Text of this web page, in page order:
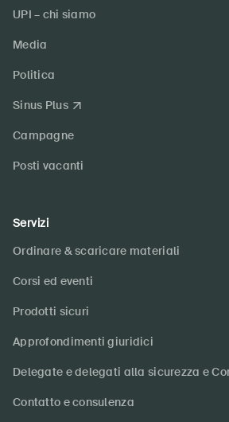
UPI – chi siamo
Media
Politica
Sinus Plus
Campagne
Posti vacanti
Servizi
Ordinare & scaricare materiali
Corsi ed eventi
Prodotti sicuri
Approfondimenti giuridici
Delegate e delegati alla sicurezza e
Contatto e consulenza